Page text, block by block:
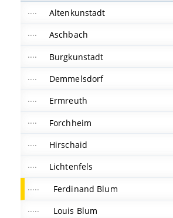
Altenkunstadt
Aschbach
Burgkunstadt
Demmelsdorf
Ermreuth
Forchheim
Hirschaid
Lichtenfels
Ferdinand Blum
Louis Blum